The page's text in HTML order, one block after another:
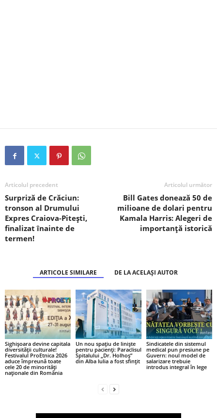
Articolul precedent
Surpriză de Crăciun:
tronson al Drumului
Expres Craiova-Pitești,
finalizat înainte de
termen!
Articolul următor
Bill Gates donează 50 de
milioane de dolari pentru
Kamala Harris: Alegeri de
importanță istorică
ARTICOLE SIMILARE DE LA ACELAȘI AUTOR
Sighișoara devine capitala
diversității culturale!
Festivalul ProEtnica 2026
aduce împreună toate
cele 20 de minorități
naționale din România
Un nou spațiu de liniște
pentru pacienți: Paraclisul
Spitalului „Dr. Holhoș”
din Alba Iulia a fost sfințit
Sindicatele din sistemul
medical pun presiune pe
Guvern: noul model de
salarizare trebuie
introdus integral în lege